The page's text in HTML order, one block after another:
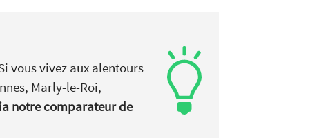
vous vivez aux alentours
Marly-le-Roi,
notre comparateur de